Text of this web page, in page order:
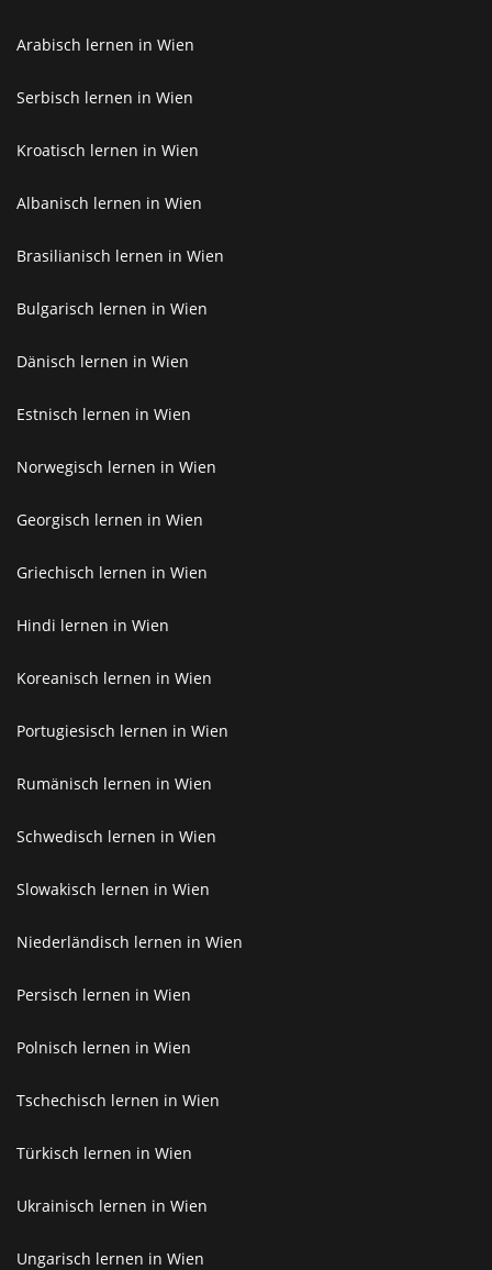
Arabisch lernen in Wien
Serbisch lernen in Wien
Kroatisch lernen in Wien
Albanisch lernen in Wien
Brasilianisch lernen in Wien
Bulgarisch lernen in Wien
Dänisch lernen in Wien
Estnisch lernen in Wien
Norwegisch lernen in Wien
Georgisch lernen in Wien
Griechisch lernen in Wien
Hindi lernen in Wien
Koreanisch lernen in Wien
Portugiesisch lernen in Wien
Rumänisch lernen in Wien
Schwedisch lernen in Wien
Slowakisch lernen in Wien
Niederländisch lernen in Wien
Persisch lernen in Wien
Polnisch lernen in Wien
Tschechisch lernen in Wien
Türkisch lernen in Wien
Ukrainisch lernen in Wien
Ungarisch lernen in Wien